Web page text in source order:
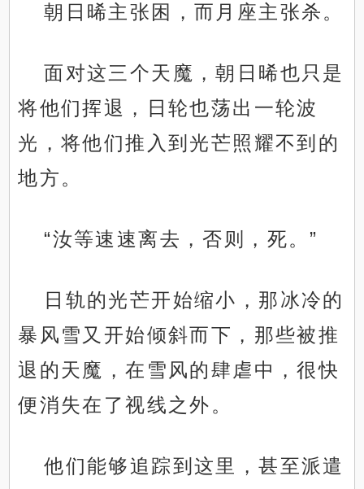
朝日晞主张困，而月座主张杀。
面对这三个天魔，朝日晞也只是
将他们挥退，日轮也荡出一轮波
光，将他们推入到光芒照耀不到的
地方。
“汝等速速离去，否则，死。”
日轨的光芒开始缩小，那冰冷的
暴风雪又开始倾斜而下，那些被推
退的天魔，在雪风的肆虐中，很快
便消失在了视线之外。
他们能够追踪到这里，甚至派遣